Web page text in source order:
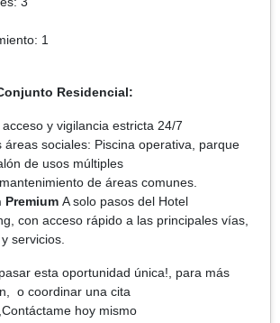
1
Residencial:
y vigilancia estricta 24/7
áreas sociales: Piscina operativa, parque
de usos múltiples
de áreas comunes.
Premium A solo pasos del Hotel
con acceso rápido a las principales vías,
servicios.
esta oportunidad única!, para más
o coordinar una cita
hoy mismo